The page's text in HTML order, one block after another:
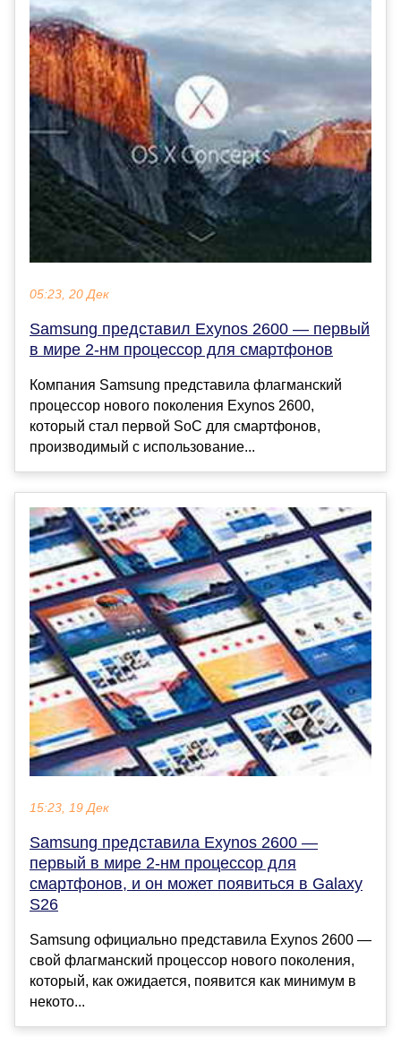
05:23, 20 Дек
Samsung представил Exynos 2600 — первый
в мире 2-нм процессор для смартфонов
Компания Samsung представила флагманский
процессор нового поколения Exynos 2600,
который стал первой SoC для смартфонов,
производимый с использование...
15:23, 19 Дек
Samsung представила Exynos 2600 —
первый в мире 2-нм процессор для
смартфонов, и он может появиться в Galaxy
S26
Samsung официально представила Exynos 2600 —
свой флагманский процессор нового поколения,
который, как ожидается, появится как минимум в
некото...